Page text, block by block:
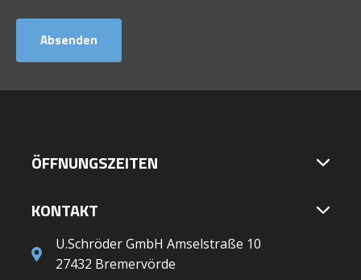
ÖFFNUNGSZEITEN
KONTAKT
U.Schröder GmbH Amselstraße 10
27432 Bremervörde